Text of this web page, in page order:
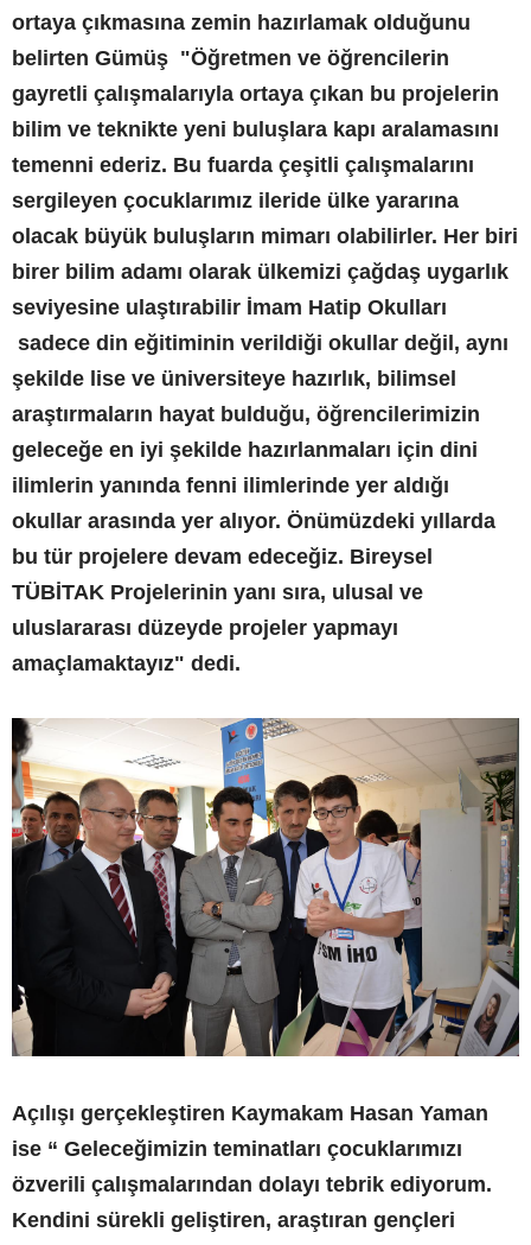
ortaya çıkmasına zemin hazırlamak olduğunu
belirten Gümüş "Öğretmen ve öğrencilerin
gayretli çalışmalarıyla ortaya çıkan bu projelerin
bilim ve teknikte yeni buluşlara kapı aralamasını
temenni ederiz. Bu fuarda çeşitli çalışmalarını
sergileyen çocuklarımız ileride ülke yararına
olacak büyük buluşların mimarı olabilirler. Her biri
birer bilim adamı olarak ülkemizi çağdaş uygarlık
seviyesine ulaştırabilir İmam Hatip Okulları
sadece din eğitiminin verildiği okullar değil, aynı
şekilde lise ve üniversiteye hazırlık, bilimsel
araştırmaların hayat bulduğu, öğrencilerimizin
geleceğe en iyi şekilde hazırlanmaları için dini
ilimlerin yanında fenni ilimlerinde yer aldığı
okullar arasında yer alıyor. Önümüzdeki yıllarda
bu tür projelere devam edeceğiz. Bireysel
TÜBİTAK Projelerinin yanı sıra, ulusal ve
uluslararası düzeyde projeler yapmayı
amaçlamaktayız" dedi.
Açılışı gerçekleştiren Kaymakam Hasan Yaman
ise “ Geleceğimizin teminatları çocuklarımızı
özverili çalışmalarından dolayı tebrik ediyorum.
Kendini sürekli geliştiren, araştıran gençleri